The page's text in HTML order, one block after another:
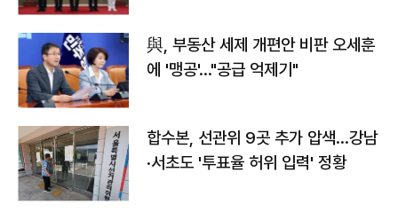
與, 부동산 세제 개편안 비판 오세훈
에 '맹공'…"공급 억제기"
합수본, 선관위 9곳 추가 압색…강남
·서초도 '투표율 허위 입력' 정황